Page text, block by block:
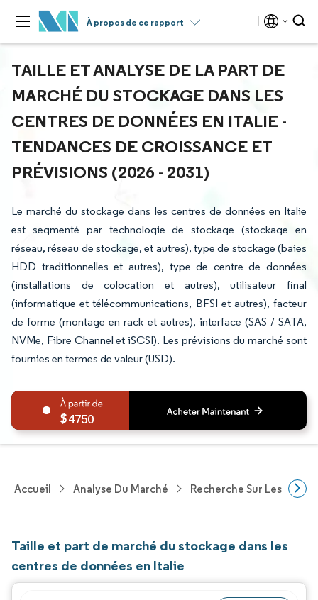
À propos de ce rapport
TAILLE ET ANALYSE DE LA PART DE
MARCHÉ DU STOCKAGE DANS LES
CENTRES DE DONNÉES EN ITALIE -
TENDANCES DE CROISSANCE ET
PRÉVISIONS (2026 - 2031)
Le marché du stockage dans les centres de données en Italie
est segmenté par technologie de stockage (stockage en
réseau, réseau de stockage, et autres), type de stockage (baies
HDD traditionnelles et autres), type de centre de données
(installations de colocation et autres), utilisateur final
(informatique et télécommunications, BFSI et autres), facteur
de forme (montage en rack et autres), interface (SAS / SATA,
NVMe, Fibre Channel et iSCSI). Les prévisions du marché sont
fournies en termes de valeur (USD).
4750
Accueil Analyse Du Marché Recherche Sur Les
Taille et part de marché du stockage dans les
centres de données en Italie